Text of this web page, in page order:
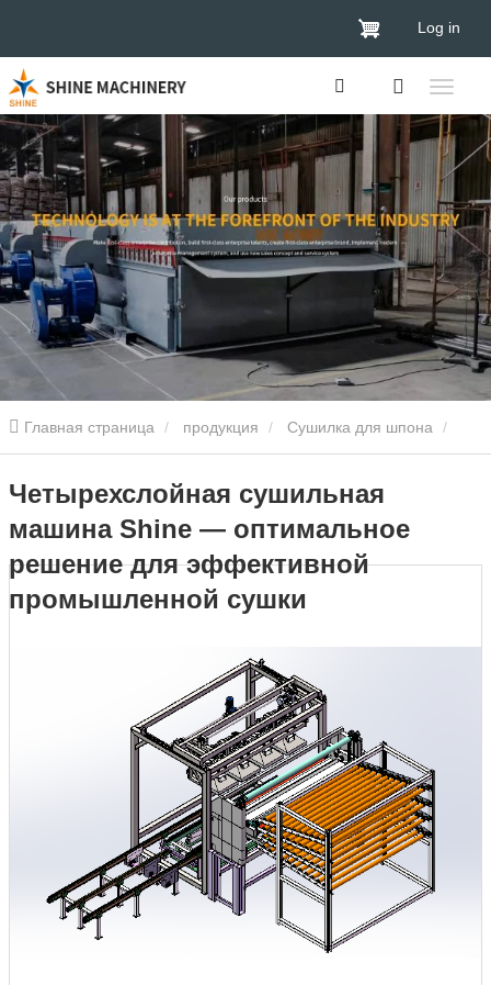
Log in
Главная страница продукция Сушилка для шпона
Сушилка для шпона древесины
машина Shine — оптимальное решение для эффективной
Четырехслойная сушильная
машина Shine — оптимальное
решение для эффективной
промышленной сушки